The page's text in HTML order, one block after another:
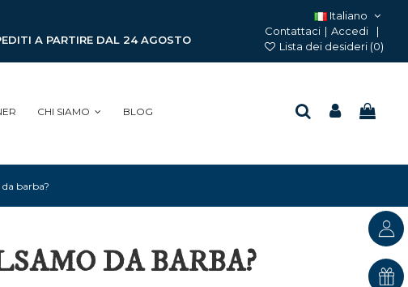
A PARTIRE DAL 24 AGOSTO
Italiano
Contattaci | Accedi
Lista dei desideri (0)
CHI SIAMO BLOG
da barba?
DA BARBA?